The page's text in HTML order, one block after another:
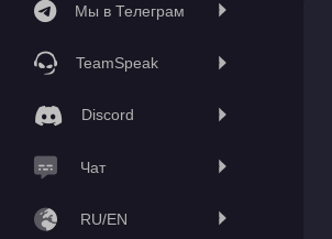
Мы в Телеграм
TeamSpeak
Discord
Чат
RU/EN